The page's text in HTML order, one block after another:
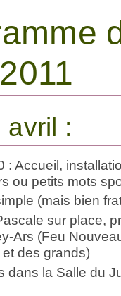
avril :
: Accueil,
ou petits mots
(mais bien
sur place,
Ars (Feu
des grands)
dans la Salle du